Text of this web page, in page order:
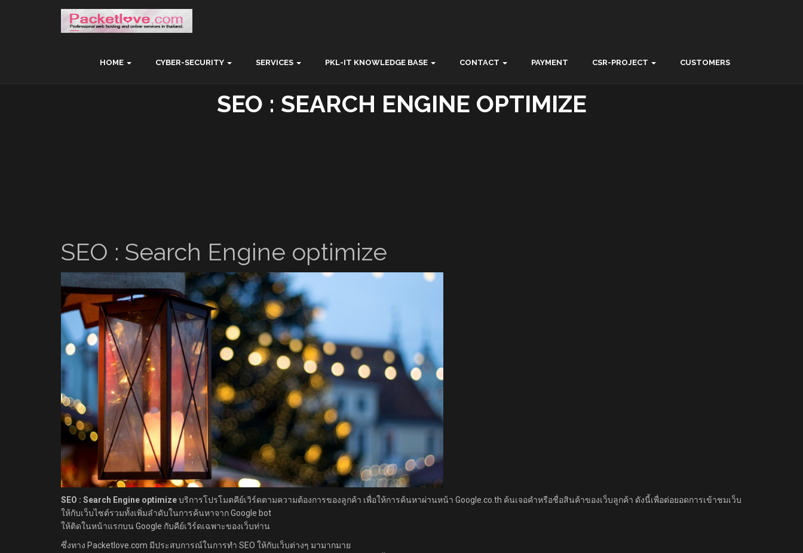
HOME CYBER-SECURITY SERVICES PKL-IT KNOWLEDGE BASE CONTACT PAYMENT CSR-PROJECT CUSTOMERS
SEO : SEARCH ENGINE OPTIMIZE
SEO : Search Engine optimize
SEO : Search Engine optimizeบริการโปรโมตคีย์เวิร์ดตามความต้องการของลูกค้า เพื่อให้การค้นหาผ่านหน้า Google.co.th ค้นเจอคำหรือชื่อสินค้าของเว็บลูกค้า ดังนี้เพื่อต่อยอดการเข้าชมเว็บ
ให้กับเว็บไซต์รวมทั้งเพิ่มลำดับในการค้นหาจาก Google bot
ให้ติดในหน้าแรกบน Google กับคีย์เวิร์ดเฉพาะของเว็บท่าน
ซึ่งทาง Packetlove.com มีประสบการณ์ในการทำ SEO ให้กับเว็บต่างๆ มามากมาย